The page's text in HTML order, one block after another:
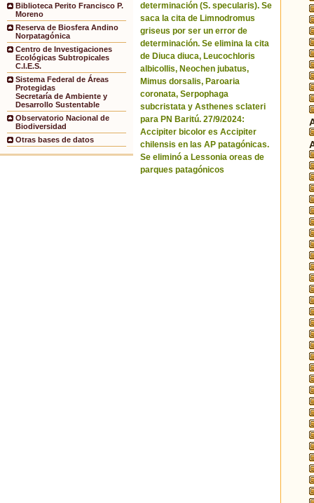
Biblioteca Perito Francisco P.
Moreno
Reserva de Biosfera Andino
Norpatagónica
Centro de Investigaciones
Ecológicas Subtropicales
C.I.E.S.
Sistema Federal de Áreas
Protegidas
Secretaría de Ambiente y
Desarrollo Sustentable
Observatorio Nacional de
Biodiversidad
Otras bases de datos
determinación (S. specularis). Se
saca la cita de Limnodromus
griseus por ser un error de
determinación. Se elimina la cita
de Diuca diuca, Leucochloris
albicollis, Neochen jubatus,
Mimus dorsalis, Paroaria
coronata, Serpophaga
subcristata y Asthenes sclateri
para PN Baritú. 27/9/2024:
Accipiter bicolor es Accipiter
chilensis en las AP patagónicas.
Se eliminó a Lessonia oreas de
parques patagónicos